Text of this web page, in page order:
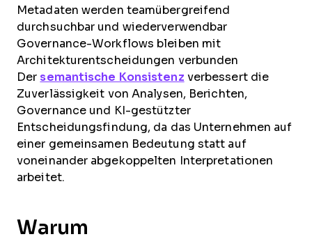
Metadaten werden teamübergreifend
durchsuchbar und wiederverwendbar
Governance-Workflows bleiben mit
Architekturentscheidungen verbunden
Der semantische Konsistenz verbessert die
Zuverlässigkeit von Analysen, Berichten,
Governance und KI-gestützter
Entscheidungsfindung, da das Unternehmen auf
einer gemeinsamen Bedeutung statt auf
voneinander abgekoppelten Interpretationen
arbeitet.
Warum